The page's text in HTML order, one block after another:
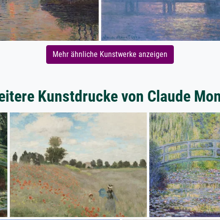
Mehr ähnliche Kunstwerke anzeigen
Kunstdrucke von Claude